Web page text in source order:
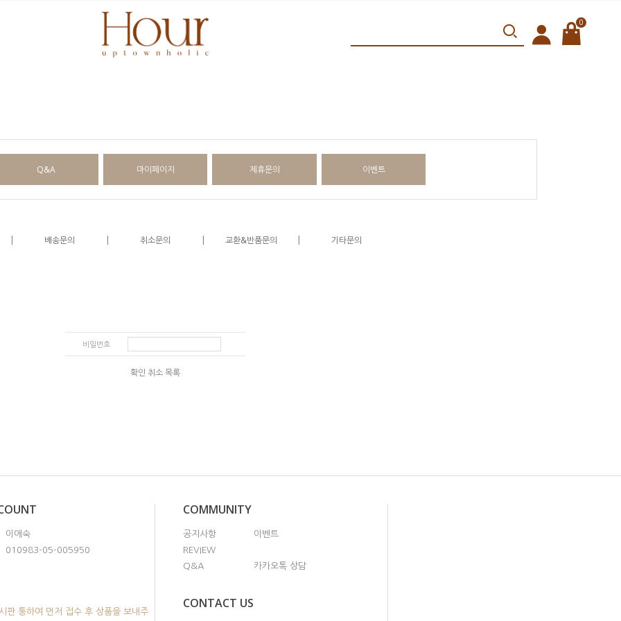
0
Q&A 마이페이지 제휴문의 이벤트
| 배송문의 | 취소문의 | 교환&반품문의 | 기타문의
비밀번호
확인 취소목록
이애숙
010983-05-005950
판 통하여 먼저 접수 후 상품을 보내주
COMMUNITY
공지사항
이벤트
REVIEW
Q&A
카카오톡 상담
CONTACT US